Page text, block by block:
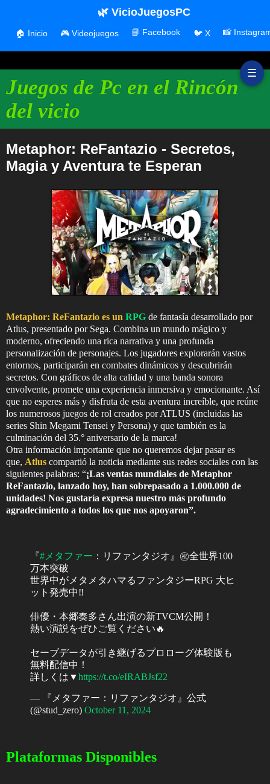
☰
Juegos de Pc en el Rincón
del vicio
🌿 VicioJuegosPC
🏠 Inicio 🎮 Videojuegos 📘 Facebook 🐦 X 📸
Metaphor: ReFantazio - Secretos,
Magia y Aventura te Esperan
Metaphor: ReFantazio es un RPG de fantasía desarrollado por
Atlus, presentado por Sega. Combina un mundo mágico y
moderno, ofreciendo una rica narrativa y una profunda
personalización de personajes. Los jugadores explorarán vastos
entornos, participarán en combates dinámicos y descubrirán
secretos. Con gráficos de alta calidad y una banda sonora
envolvente, promete una experiencia inmersiva y emocionante. Así
que no esperes más y disfruta de esta aventura increíble, que reúne
los numerosos juegos de rol creados por ATLUS (incluidas las
series Shin Megami Tensei y Persona) y que también es la
culminación del 35.° aniversario de la marca!
Otra información importante que no queremos dejar pasar es
que, Atlus compartió la noticia mediante sus redes sociales con las
siguientes palabras: “¡Las ventas mundiales de Metaphor
ReFantazio, lanzado hoy, han sobrepasado a 1.000.000 de
unidades! Nos gustaría expresa nuestro más profundo
agradecimiento a todos los que nos apoyaron”.
『#メタファー ：リファンタジオ』㊗全世界100
万本突破
世界中がメタメタハマるファンタジーRPG 大ヒ
ット発売中‼
俳優・本郷奏多さん出演の新TVCM公開！
熱い演説をぜひご覧ください🔥
セーブデータが引き継げるプロローグ体験版も
無料配信中！
詳しくは▼https://t.co/eIRABJsf22
— 『メタファー：リファンタジオ』公式
(@stud_zero) October 11, 2024
Plataformas Disponibles